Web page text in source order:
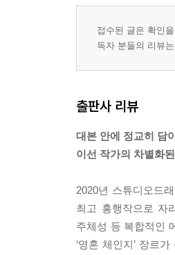
접수된 글은 확인
독자 분들의 리뷰
출판사 리뷰
대본 안에 정교히 담
이선 작가의 차별화
2020년 스튜디오드
최고 흥행작으로 자
주체성 등 복합적인
‘영혼 체인지’ 장르